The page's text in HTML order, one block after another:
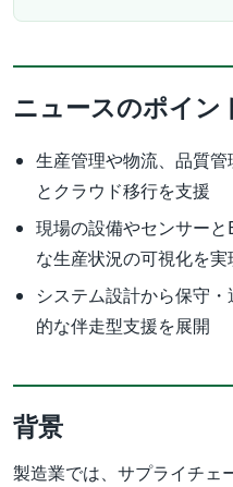
ニュースのポイン
生産管理や物流、品質
とクラウド移行を支援
現場の設備やセンサー
な生産状況の可視化を実
システム設計から保守
的な伴走型支援を展開
背景
製造業では、サプライチェ